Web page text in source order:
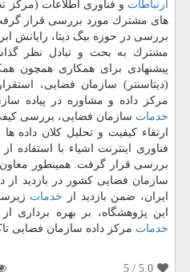
ارتباطات و فناوری اطلاعات (مركز
های مشترك مورد بررسی قرار
بررسی در حوزه بیگ دیتا، رایانش
مشترك به بحث و تبادل نظر
پیشنهادی برای همكاری همچون
(دیتاسنتر) سازمان فضایی،
مركز داده و مشاوره در پیاده
خدمات سازمان فضایی، بررسی
ارتقاء كیفیت و تحلیل كلان
فناوری اینترنت اشیاء با
بررسی قرار گرفت. همینطور معاون
سازمان فضایی كشور در بازدید از
ایران، ضمن بازدید از خدمات
این پژوهشگاه، بر بهره برداری
خدمات مركز داده سازمان فضایی
5.0
/ 5